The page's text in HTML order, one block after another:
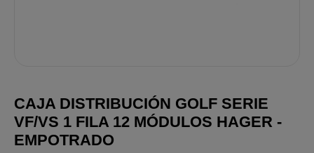
CAJA DISTRIBUCIÓN GOLF SERIE
VF/VS 1 FILA 12 MÓDULOS HAGER -
EMPOTRADO